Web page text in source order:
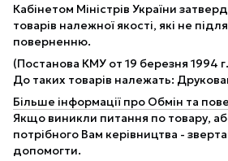
Кабінетом Міністрів України
товарів належної якості, які не
поверненню.
(Постанова КМУ от 19 березня 1994
До таких товарів належать:
Більше інформації про Обмін та
Якщо виникли питання по товару,
потрібного Вам керівництва -
допомогти.